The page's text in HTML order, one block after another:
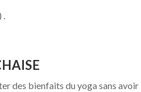
.
des bienfaits du yoga sans avoir